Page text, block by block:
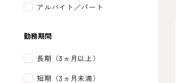
アルバイト／パート
勤務期間
長期（3ヵ月以上）
短期（3ヵ月未満）